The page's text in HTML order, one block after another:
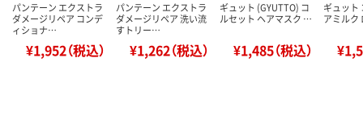
パンテーン エクストラ
ダメージリペア コンデ
ィショナ…
¥1,952（税込）
パンテーン エクストラ
ダメージリペア 洗い流
すトリー…
¥1,262（税込）
ギュット (GYUTTO) コ
ルセット ヘアマスク …
¥1,485（税込）
ギュット
アミルク